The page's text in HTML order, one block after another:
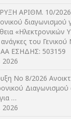
ΑΡIΘΜ. 10/2026
διαγωνισμού
«Ηλεκτρονικών
ανάγκες του
ΑΑ ΕΣΗΔΗΣ: 503159
2026
Νο 8/2026
…
2026